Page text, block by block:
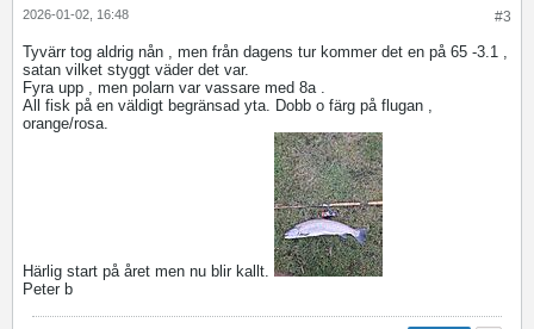
#3
2026-01-02, 16:48
Tyvärr tog aldrig nån , men från dagens tur kommer det en på 65 -3.1 ,
satan vilket styggt väder det var.
Fyra upp , men polarn var vassare med 8a .
All fisk på en väldigt begränsad yta. Dobb o färg på flugan ,
orange/rosa.
Härlig start på året men nu blir kallt.
Peter b